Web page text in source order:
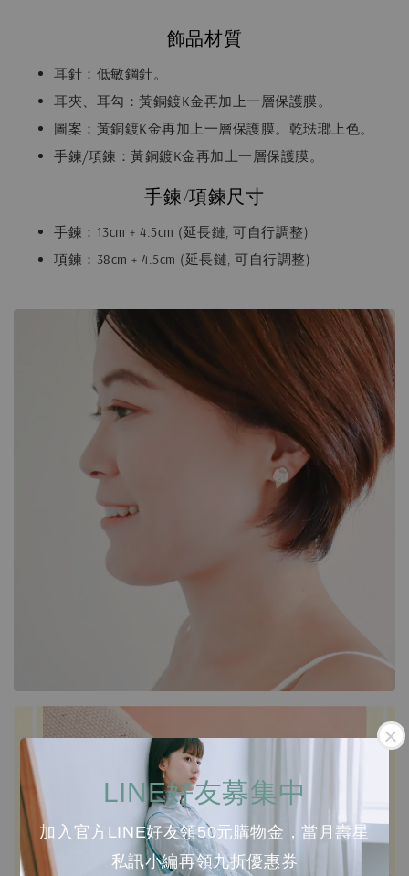
LINE好友募集中
加入官方LINE好友領50元購物金，當月壽星
私訊小編再領九折優惠券
飾品材質
耳針：低敏鋼針。
耳夾、耳勾：黃銅鍍K金再加上一層保護膜。
圖案：黃銅鍍K金再加上一層保護膜。乾琺瑯上色。
手鍊/項鍊：黃銅鍍K金再加上一層保護膜。
手鍊/項鍊尺寸
手鍊：13cm + 4.5cm (延長鏈, 可自行調整)
項鍊：38cm + 4.5cm (延長鏈, 可自行調整)